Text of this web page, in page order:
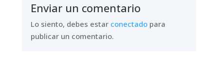
Enviar un comentario
Lo siento, debes estar conectadopara
publicar un comentario.